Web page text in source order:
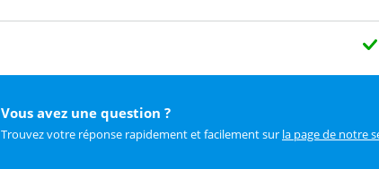
Vous avez une question ?
Trouvez votre réponse rapidement et facilement sur la page de notre